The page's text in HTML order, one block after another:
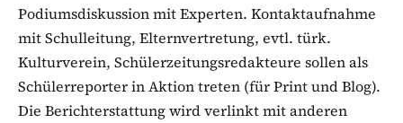
Podiumsdiskussion mit Experten. Kontaktaufnahme
mit Schulleitung, Elternvertretung, evtl. türk.
Kulturverein, Schülerzeitungsredakteure sollen als
Schülerreporter in Aktion treten (für Print und Blog).
Die Berichterstattung wird verlinkt mit anderen